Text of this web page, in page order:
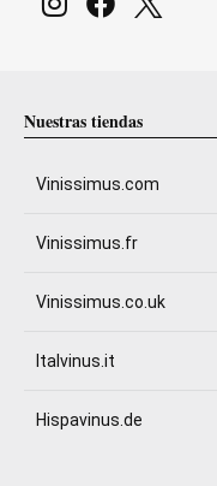
Nuestras tiendas
Vinissimus.com
Vinissimus.fr
Vinissimus.co.uk
Italvinus.it
Hispavinus.de